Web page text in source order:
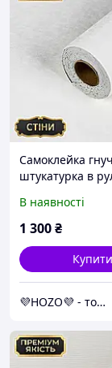
Самоклейка
штукатурка в
еластичне
покриття ПВХ з
м²)
В наявності
1 300₴
Купити
💜HOZO💜 - товари преміум-класу, якісні, перевірені з нашого складу!